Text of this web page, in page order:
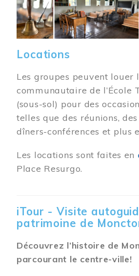
Locations
Les groupes peuvent louer
communautaire de l’École
(sous-sol) pour des
telles que des réunions,
dîners-conférences et plus
Les locations sont faites en
Place Resurgo.
iTour - Visite
patrimoine de
Découvrez l’histoire de
parcourant le centre-ville!